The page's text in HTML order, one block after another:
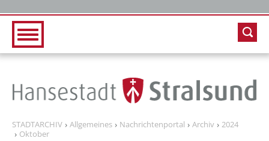
STADTARCHIV Allgemeines Nachrichtenportal Archiv
2024
Oktober